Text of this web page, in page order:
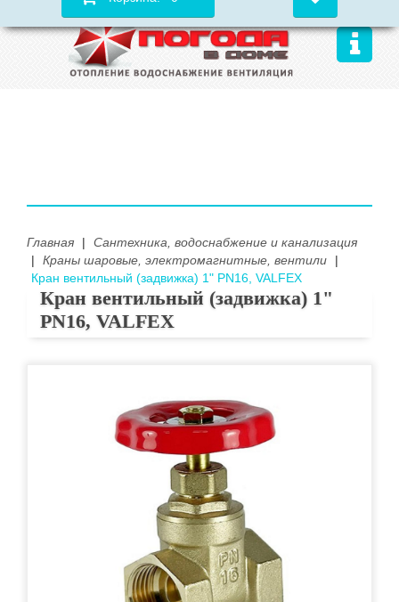
Главная |
Сантехника, водоснабжение и канализация
|
Краны шаровые, электромагнитные, вентили
|
Кран вентильный (задвижка) 1" PN16, VALFEX
Кран вентильный (задвижка) 1"
PN16, VALFEX